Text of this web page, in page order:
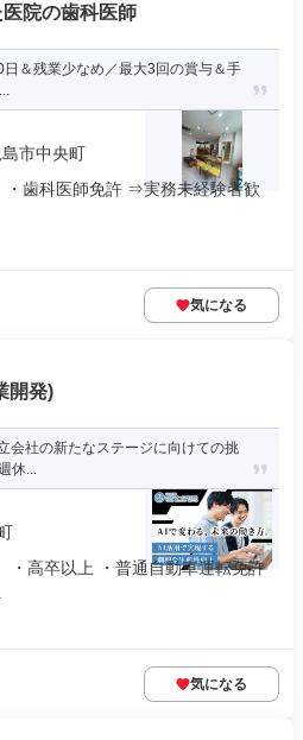
院の歯科医師
日＆残業少なめ／最大3回の賞与＆手
市中央町
・歯科医師免許 ⇒実務未経験者歓
気になる
開発)
会社の新たなステージに向けての挑
休...
・高卒以上 ・普通自動車運転免許
気になる